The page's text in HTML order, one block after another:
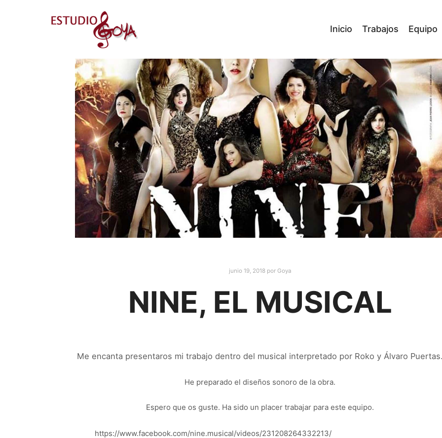
Inicio Trabajos Equipo
junio 19, 2018por Goya
NINE, EL MUSICAL
Me encanta presentaros mi trabajo dentro del musical interpretado por Roko y Álvaro Puertas.
He preparado el diseños sonoro de la obra.
Espero que os guste. Ha sido un placer trabajar para este equipo.
https://www.facebook.com/nine.musical/videos/231208264332213/